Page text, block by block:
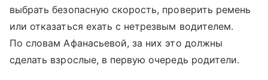
выбрать безопасную скорость, проверить ремень
или отказаться ехать с нетрезвым водителем.
По словам Афанасьевой, за них это должны
сделать взрослые, в первую очередь родители.